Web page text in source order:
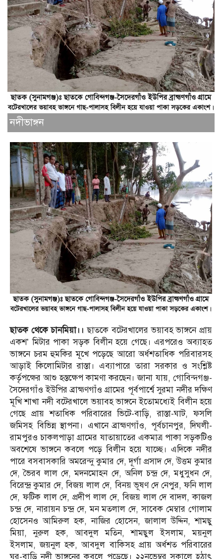
নদীভাঙ্গন
ছাতক থেকে চানমিয়া।। ছাতকে বটেরখালের ভয়াবহ ভাঙ্গনে প্রায়
একশ’ মিটার পাকা সড়ক বিলীন হয়ে গেছে। এরপরেও অব্যাহত
ভাঙ্গনে চরম হুমকির মূখে পড়েছে আরো অর্ধশতাধিক পরিবারসহ
আড়াই কিলোমিটার রাস্তা। এব্যাপারে তারা সরকার ও সংশ্লিষ্ট
কর্তৃপক্ষের আশু হস্তক্ষেপ কামণা করছেন। জানা যায়, গোবিন্দগঞ্জ-
সৈদেরগাঁও ইউপির ব্রাহ্মণগাঁও গ্রামের পূর্বপার্শ্বে সুরমা নদীর দক্ষিণ
মূখি শাখা নদী বটেরখালে ভয়াবহ ভাঙ্গনে ইতোমধ্যেই বিলীন হয়ে
গেছে প্রায় শতাধিক পরিবারের ভিটে-বাড়ি, রাস্তা-ঘাট, ফসলি
জমিসহ বিভিন্ন স্থাপনা। এখানে ব্রাহ্মণগাঁও, পূর্বচানপুর, দিঘলী-
রামপুরও চাকলপাড়া গ্রামের যাতায়াতের একমাত্র পাকা সড়কটিও
অবশেষে ভাঙ্গনে কবলে পড়ে বিলীন হয়ে যাচ্ছে। এদিকে নদীর
পারে বসবাসকারি অমরেন্দু কুমার দে, দূর্গা প্রসাদ দে, উত্তম কুমার
দে, ভৈরব লাল দে, মদনমোহন দে, অনিল চন্দ্র দে, মধুসুধন দে,
বিরেন্দ্র কুমার দে, বিজয় লাল দে, বিনয় ভূষণ দে নেপুর, ফনি লাল
দে, ফটিক লাল দে, প্রদীপ লাল দে, বিজয় লাল দে বাদল, কাজল
চন্দ্র দে, নারায়ন চন্দ্র দে, মন মতলাল দে, সাবেক মেম্বার গোলাম
হোসেনও আমিরুল হক, নাজির হোসেন, জালাল উদ্দিন, শামছু
মিয়া, নুরুল হক, আবদুল মতিন, শামছুল ইসলাম, ময়নুল
ইসলাম, জয়নুল হক, আবদুল বাকিসহ প্রায় অর্ধশত পরিবারের
ঘর-বাড়ি নদী ভাঙ্গনের কবলে পড়েছে। ২২নভেম্বর সকালে হঠাৎ